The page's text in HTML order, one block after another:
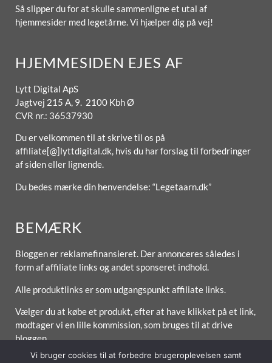
Så slipper du for at skulle sammenligne et utal af
hjemmesider med legetårne. Vi hjælper dig på vej!
HJEMMESIDEN EJES AF
Lytt Digital ApS
Jagtvej 215 A, 9. 2100 Kbh Ø
CVR nr.: 36537930
Du er velkommen til at skrive til os på
affiliate[@]lyttdigital.dk, hvis du har forslag til forbedringer
af siden eller lignende.
Du bedes mærke din henvendelse: “Legetaarn.dk”
BEMÆRK
Bloggen er reklamefinansieret. Der annonceres således i
form af affiliate links og andet sponseret indhold.
Alle produktlinks er som udgangspunkt affiliate links.
Vælger du at købe et produkt, efter at have klikket på et link,
modtager vi en lille kommission, som bruges til at drive
bloggen.
Vi bruger cookies til at forbedre brugeroplevelsen samt